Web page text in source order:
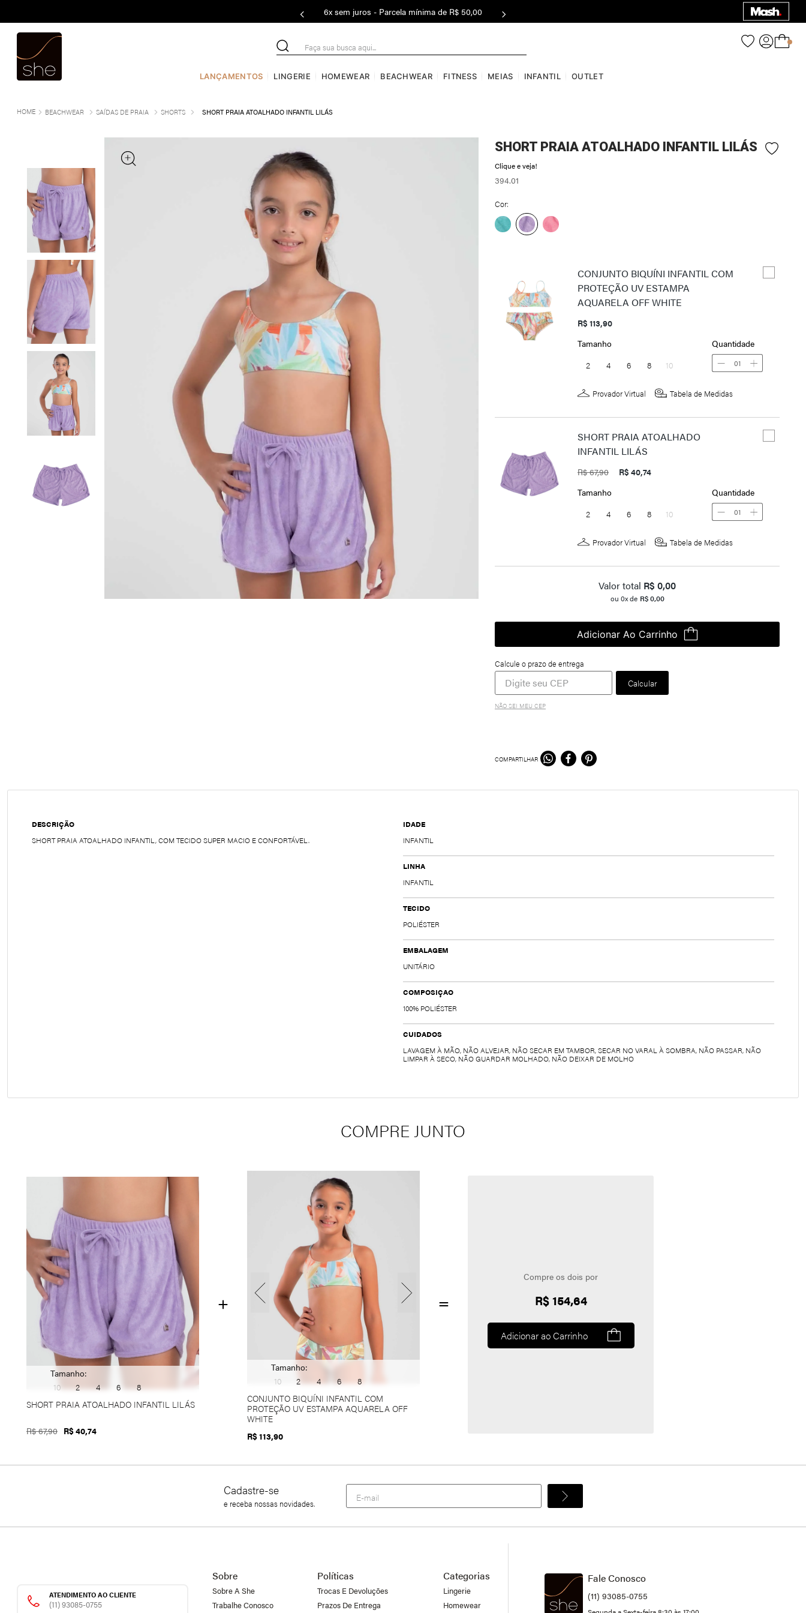
6x sem juros - Parcela mínima de R$ 50,00
Faça sua busca aqui...
LANÇAMENTOS LINGERIE HOMEWEAR BEACHWEAR FITNESS MEIAS INFANTIL OUTLET
0
BEACHWEAR SAÍDAS DE PRAIA SHORTS SHORT PRAIA ATOALHADO INFANTIL LILÁS
SHORT PRAIA ATOALHADO INFANTIL LILÁS
Clique e veja!
394.01
Cor:
CONJUNTO BIQUÍNI INFANTIL COM
PROTEÇÃO UV ESTAMPA
AQUARELA OFF WHITE
R$ 113,90
Tamanho
2
4 6 8 10
Quantidade
01
Provador Virtual Tabela de Medidas
SHORT PRAIA ATOALHADO
INFANTIL LILÁS
R$ 67,90
R$ 40,74
Tamanho
2
4 6 8 10
Quantidade
01
Provador Virtual Tabela de Medidas
Valor total R$ 0,00
ou 0x de R$0,00
Adicionar Ao Carrinho
NÃO SEI MEU CEP
COMPARTILHAR
DESCRIÇÃO
SHORT PRAIA ATOALHADO INFANTIL, COM TECIDO SUPER MACIO E CONFORTÁVEL.
IDADE
INFANTIL
LINHA
INFANTIL
TECIDO
POLIÉSTER
EMBALAGEM
UNITÁRIO
COMPOSIÇAO
100% POLIÉSTER
CUIDADOS
LAVAGEM À MÃO, NÃO ALVEJAR, NÃO SECAR EM TAMBOR, SECAR NO VARAL À SOMBRA, NÃO PASSAR, NÃO
LIMPAR À SECO, NÃO GUARDAR MOLHADO, NÃO DEIXAR DE MOLHO
COMPRE JUNTO
Tamanho:
10
2 4 6
8
SHORT PRAIA ATOALHADO INFANTIL LILÁS
R$ 67,90 R$ 40,74
Tamanho:
10
2 4 6
8
CONJUNTO BIQUÍNI INFANTIL COM
PROTEÇÃO UV ESTAMPA AQUARELA OFF
WHITE
R$ 113,90
Compre os dois por
R$ 154,64
Adicionar ao Carrinho
Cadastre-se
e receba nossas novidades.
ATENDIMENTO AO CLIENTE
(11) 93085-0755
Sobre
Sobre A She
Trabalhe Conosco
Políticas
Trocas E Devoluções
Prazos De Entrega
Categorias
Lingerie
Homewear
Fale Conosco
(11) 93085-0755
TERMOS MAIS BUSCADOS
COSTURA
2º INFANTIL
3º FIO DENTAL
BASICO
BIQUÍNI
MAIO